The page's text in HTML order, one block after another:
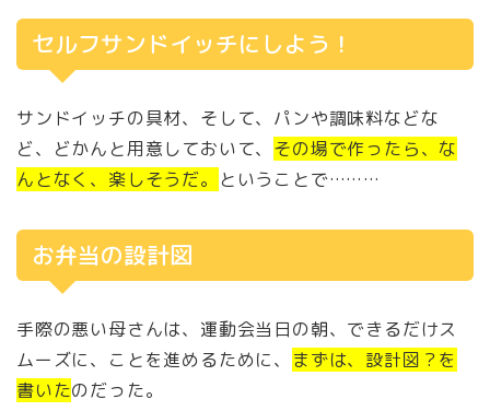
セルフサンドイッチにしよう！
サンドイッチの具材、そして、パンや調味料などな
ど、どかんと用意しておいて、 その場で作ったら、な
んとなく、楽しそうだ。 ということで………
お弁当の設計図
手際の悪い母さんは、運動会当日の朝、できるだけス
ムーズに、ことを進めるために、 まずは、設計図？を
書いたのだった。